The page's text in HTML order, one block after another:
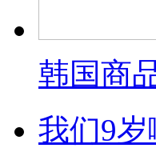
韩国商
我们9岁